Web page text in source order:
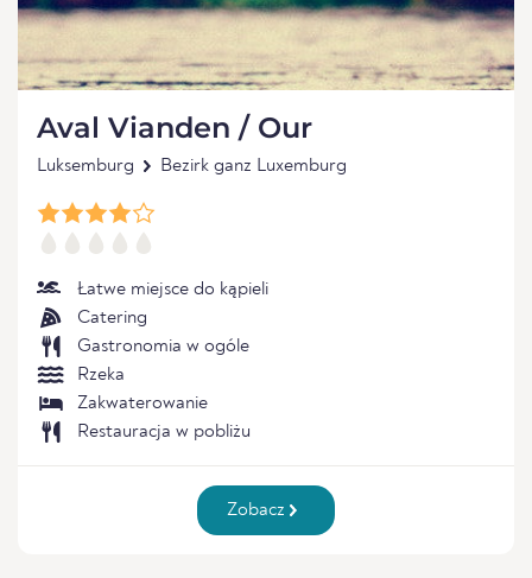
Aval Vianden / Our
Luksemburg Bezirk ganz Luxemburg
Łatwe miejsce do kąpieli
Catering
Gastronomia w ogóle
Rzeka
Zakwaterowanie
Restauracja w pobliżu
Zobacz